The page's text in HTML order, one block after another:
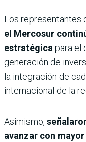
Los representantes
el Mercosur
estratégica para el
generación de
la integración de
internacional de la
Asimismo,
avanzar con